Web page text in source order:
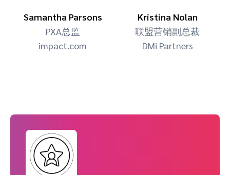
Samantha Parsons
PXA总监
impact.com
Kristina Nolan
联盟营销副总裁
DMi Partners